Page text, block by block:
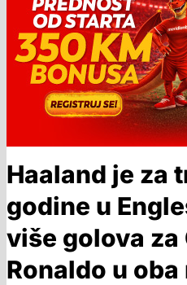
Haaland je za
godine u
više golova za
Ronaldo u